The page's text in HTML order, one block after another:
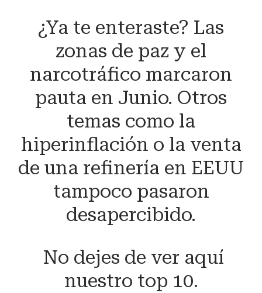
¿Ya te enteraste? Las
zonas de paz y el
narcotráfico marcaron
pauta en Junio. Otros
temas como la
hiperinflación o la venta
de una refinería en EEUU
tampoco pasaron
desapercibido.
No dejes de ver aquí
nuestro top 10.